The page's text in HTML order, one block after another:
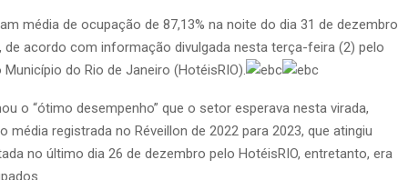
média de ocupação de 87,13% na noite do dia 31 de dezembro
de acordo com informação divulgada nesta terça-feira (2) pelo
do Rio de Janeiro (HotéisRIO).
o “ótimo desempenho” que o setor esperava nesta virada,
registrada no Réveillon de 2022 para 2023, que atingiu
no último dia 26 de dezembro pelo HotéisRIO, entretanto, era